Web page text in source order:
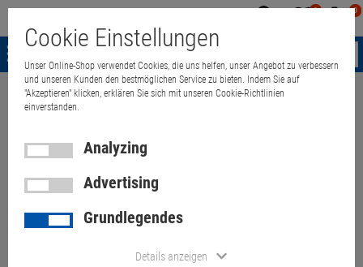
0 0
Menü
Weiter einkaufen
TIM-5780 AMD Athlon Neo X2
L325 @ 1,5GHz 2GB DDR2
Embedded PC mit Netzteil
Cookie Einstellungen
Unser Online-Shop verwendet Cookies, die uns helfen, unser Angebot zu verbessern
und unseren Kunden den bestmöglichen Service zu bieten. Indem Sie auf
"Akzeptieren" klicken, erklären Sie sich mit unseren Cookie-Richtlinien
einverstanden.
Analyzing
Advertising
Grundlegendes
Details anzeigen